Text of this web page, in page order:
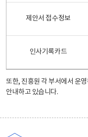
제안서 접수정보
인사기록카드
또한, 진흥원 각 부서에서 운
안내하고 있습니다.